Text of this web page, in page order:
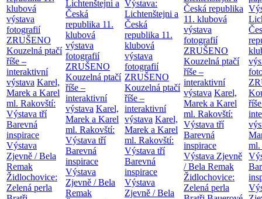
klubová
výstava
fotografií
ZRUŠENO
Kouzelná ptačí
říše –
interaktivní
výstava Karel,
Marek a Karel
ml. Rakovští:
Výstava tří
Barevná
inspirace
Výstava
Zjevně / Bela
Remak
Židlochovice:
Zelená perla
Lichtenštejni a
Česká
republika 11.
klubová
výstava
fotografií
ZRUŠENO
Kouzelná ptačí
říše –
interaktivní
výstava Karel,
Marek a Karel
ml. Rakovští:
Výstava tří
Barevná
inspirace
Výstava
Zjevně / Bela
Remak
Výstava:
Lichtenštejni a
Česká
republika 11.
klubová
výstava
fotografií
ZRUŠENO
Kouzelná ptačí
říše –
interaktivní
výstava Karel,
Marek a Karel
ml. Rakovští:
Výstava tří
Barevná
inspirace
Výstava
Zjevně / Bela
Česká republika
11. klubová
výstava
fotografií
ZRUŠENO
Kouzelná ptačí
říše –
interaktivní
výstava Karel,
Marek a Karel
ml. Rakovští:
Výstava tří
Barevná
inspirace
Výstava Zjevně
/ Bela Remak
Židlochovice:
Zelená perla
ml.